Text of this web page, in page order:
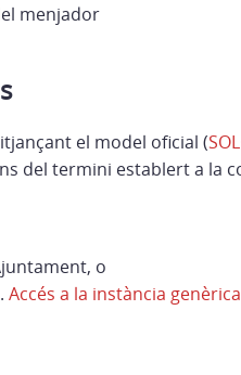
menjador
el model oficial (
del termini establert a la
o
Accés a la instància